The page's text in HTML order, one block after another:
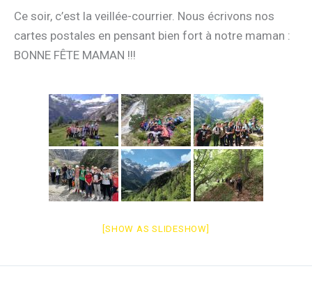
Ce soir, c’est la veillée-courrier. Nous écrivons nos
cartes postales en pensant bien fort à notre maman :
BONNE FÊTE MAMAN !!!
[SHOW AS SLIDESHOW]